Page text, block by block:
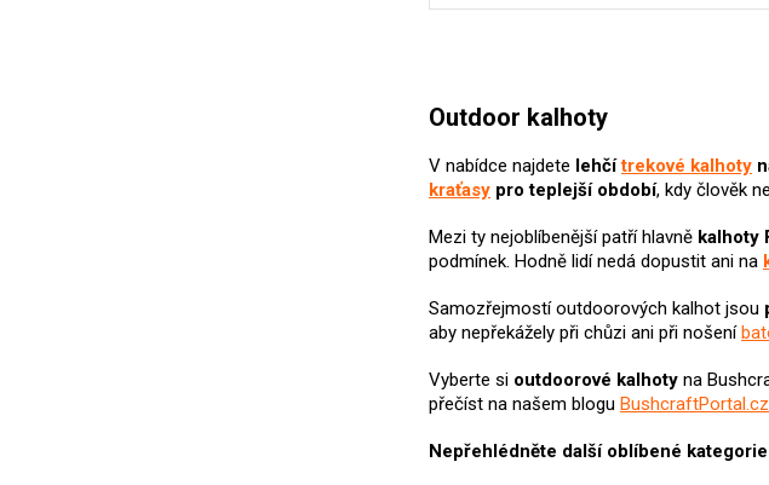
Outdoor kalhoty
V nabídce najdete lehčítrekové kalhoty
kraťasy pro teplejší období, kdy člověk
Mezi ty nejoblíbenější patří hlavně kalhoty
podmínek. Hodně lidí nedá dopustit ani na
Samozřejmostí outdoorových kalhot jsou
aby nepřekážely při chůzi ani při nošení
Vyberte si outdoorové kalhoty na
přečíst na našem blogu BushcraftPortal.cz
Nepřehlédněte další oblíbené